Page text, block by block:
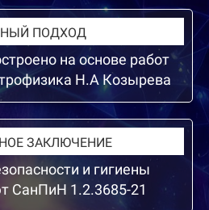
ПОДХОД
на основе работ
Н.А Козырева
ЗАКЛЮЧЕНИЕ
и гигиены
СанПиН 1.2.3685-21